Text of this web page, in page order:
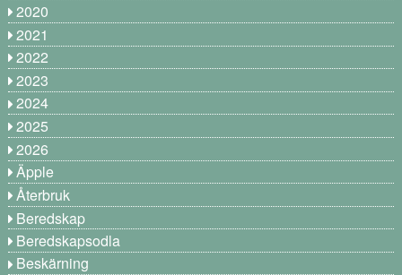
2020
2021
2022
2023
2024
2025
2026
Äpple
Återbruk
Beredskap
Beredskapsodla
Beskärning